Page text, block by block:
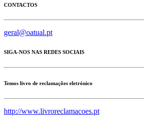
CONTACTOS
geral@oatual.pt
SIGA-NOS NAS REDES SOCIAIS
Temos livro de reclamações eletrónico
http://www.livroreclamacoes.pt